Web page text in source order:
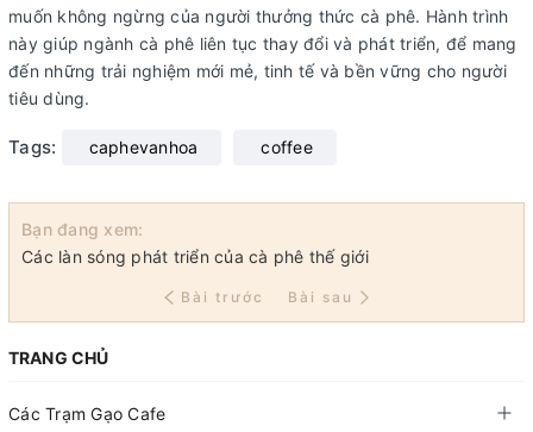
muốn không ngừng của người thưởng thức cà phê. Hành trình
này giúp ngành cà phê liên tục thay đổi và phát triển, để mang
đến những trải nghiệm mới mẻ, tinh tế và bền vững cho người
tiêu dùng.
Tags: caphevanhoa coffee
Bạn đang xem:
Các làn sóng phát triển của cà phê thế giới
Bài trước Bài sau
TRANG CHỦ
Các Trạm Gạo Cafe